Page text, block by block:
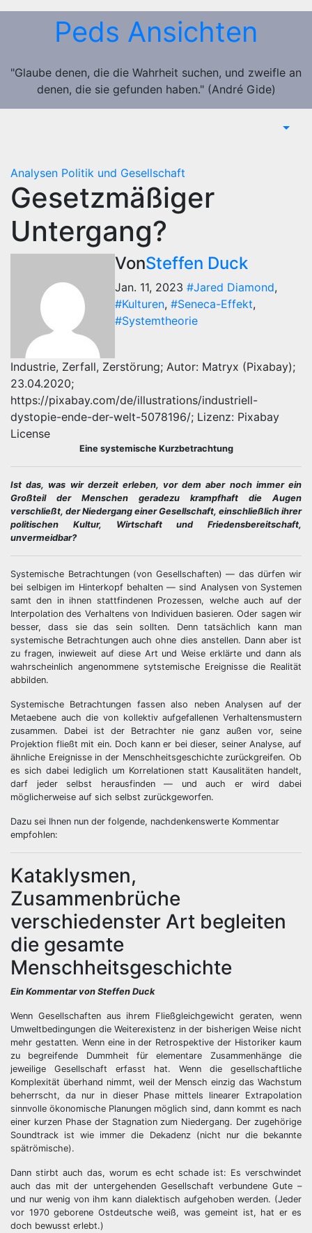
Zum
Peds Ansichten
"Glaube denen, die die Wahrheit suchen, und zweifle an
denen, die sie gefunden haben." (André Gide)
Analysen Politik und Gesellschaft
Gesetzmäßiger
Untergang?
VonSteffen Duck
Jan. 11, 2023 #Jared Diamond,
#Kulturen, #Seneca-Effekt,
#Systemtheorie
Industrie, Zerfall, Zerstörung; Autor: Matryx (Pixabay);
23.04.2020;
https://pixabay.com/de/illustrations/industriell-
dystopie-ende-der-welt-5078196/; Lizenz: Pixabay
License
Eine systemische Kurzbetrachtung
Ist das, was wir derzeit erleben, vor dem aber noch immer ein
Großteil der Menschen geradezu krampfhaft die Augen
verschließt, der Niedergang einer Gesellschaft, einschließlich ihrer
politischen Kultur, Wirtschaft und Friedensbereitschaft,
unvermeidbar?
Systemische Betrachtungen (von Gesellschaften) — das dürfen wir
bei selbigen im Hinterkopf behalten — sind Analysen von Systemen
samt den in ihnen stattfindenen Prozessen, welche auch auf der
Interpolation des Verhaltens von Individuen basieren. Oder sagen wir
besser, dass sie das sein sollten. Denn tatsächlich kann man
systemische Betrachtungen auch ohne dies anstellen. Dann aber ist
zu fragen, inwieweit auf diese Art und Weise erklärte und dann als
wahrscheinlich angenommene sytstemische Ereignisse die Realität
abbilden.
Systemische Betrachtungen fassen also neben Analysen auf der
Metaebene auch die von kollektiv aufgefallenen Verhaltensmustern
zusammen. Dabei ist der Betrachter nie ganz außen vor, seine
Projektion fließt mit ein. Doch kann er bei dieser, seiner Analyse, auf
ähnliche Ereignisse in der Menschheitsgeschichte zurückgreifen. Ob
es sich dabei lediglich um Korrelationen statt Kausalitäten handelt,
darf jeder selbst herausfinden — und auch er wird dabei
möglicherweise auf sich selbst zurückgeworfen.
Dazu sei Ihnen nun der folgende, nachdenkenswerte Kommentar
empfohlen:
Kataklysmen,
Zusammenbrüche
verschiedenster Art begleiten
die gesamte
Menschheitsgeschichte
Ein Kommentar von Steffen Duck
Wenn Gesellschaften aus ihrem Fließgleichgewicht geraten, wenn
Umweltbedingungen die Weiterexistenz in der bisherigen Weise nicht
mehr gestatten. Wenn eine in der Retrospektive der Historiker kaum
zu begreifende Dummheit für elementare Zusammenhänge die
jeweilige Gesellschaft erfasst hat. Wenn die gesellschaftliche
Komplexität überhand nimmt, weil der Mensch einzig das Wachstum
beherrscht, da nur in dieser Phase mittels linearer Extrapolation
sinnvolle ökonomische Planungen möglich sind, dann kommt es nach
einer kurzen Phase der Stagnation zum Niedergang. Der zugehörige
Soundtrack ist wie immer die Dekadenz (nicht nur die bekannte
spätrömische).
Dann stirbt auch das, worum es echt schade ist: Es verschwindet
auch das mit der untergehenden Gesellschaft verbundene Gute –
und nur wenig von ihm kann dialektisch aufgehoben werden. (Jeder
vor 1970 geborene Ostdeutsche weiß, was gemeint ist, hat er es
doch bewusst erlebt.)